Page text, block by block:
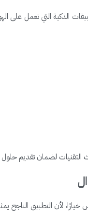
الذكية التي تعمل على
لضمان تقديم
لأن التطبيق الناجح